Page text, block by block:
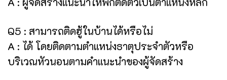
Q5 : สามารถติดฮู้ในบ้านได้หรือไม่
A : ได้ โดยติดตามตำแหน่งธาตุประจำตัวหรือ
บริเวณหัวนอนตามคำแนะนำของผู้จัดสร้าง